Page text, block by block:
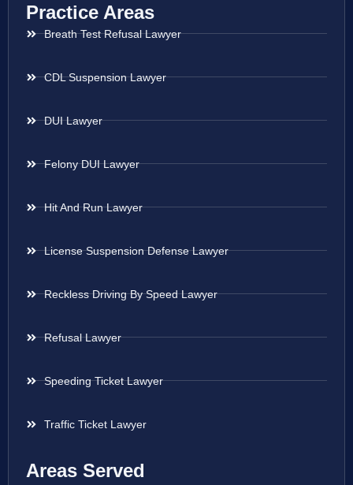
Practice Areas
Breath Test Refusal Lawyer
CDL Suspension Lawyer
DUI Lawyer
Felony DUI Lawyer
Hit And Run Lawyer
License Suspension Defense Lawyer
Reckless Driving By Speed Lawyer
Refusal Lawyer
Speeding Ticket Lawyer
Traffic Ticket Lawyer
Areas Served